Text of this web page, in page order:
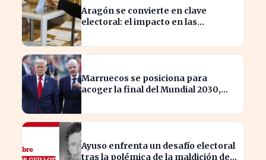
Aragón se convierte en clave
electoral: el impacto en las
Marruecos se posiciona para
acoger la final del Mundial 2030,
Ayuso enfrenta un desafío electoral
tras la polémica de la maldición de